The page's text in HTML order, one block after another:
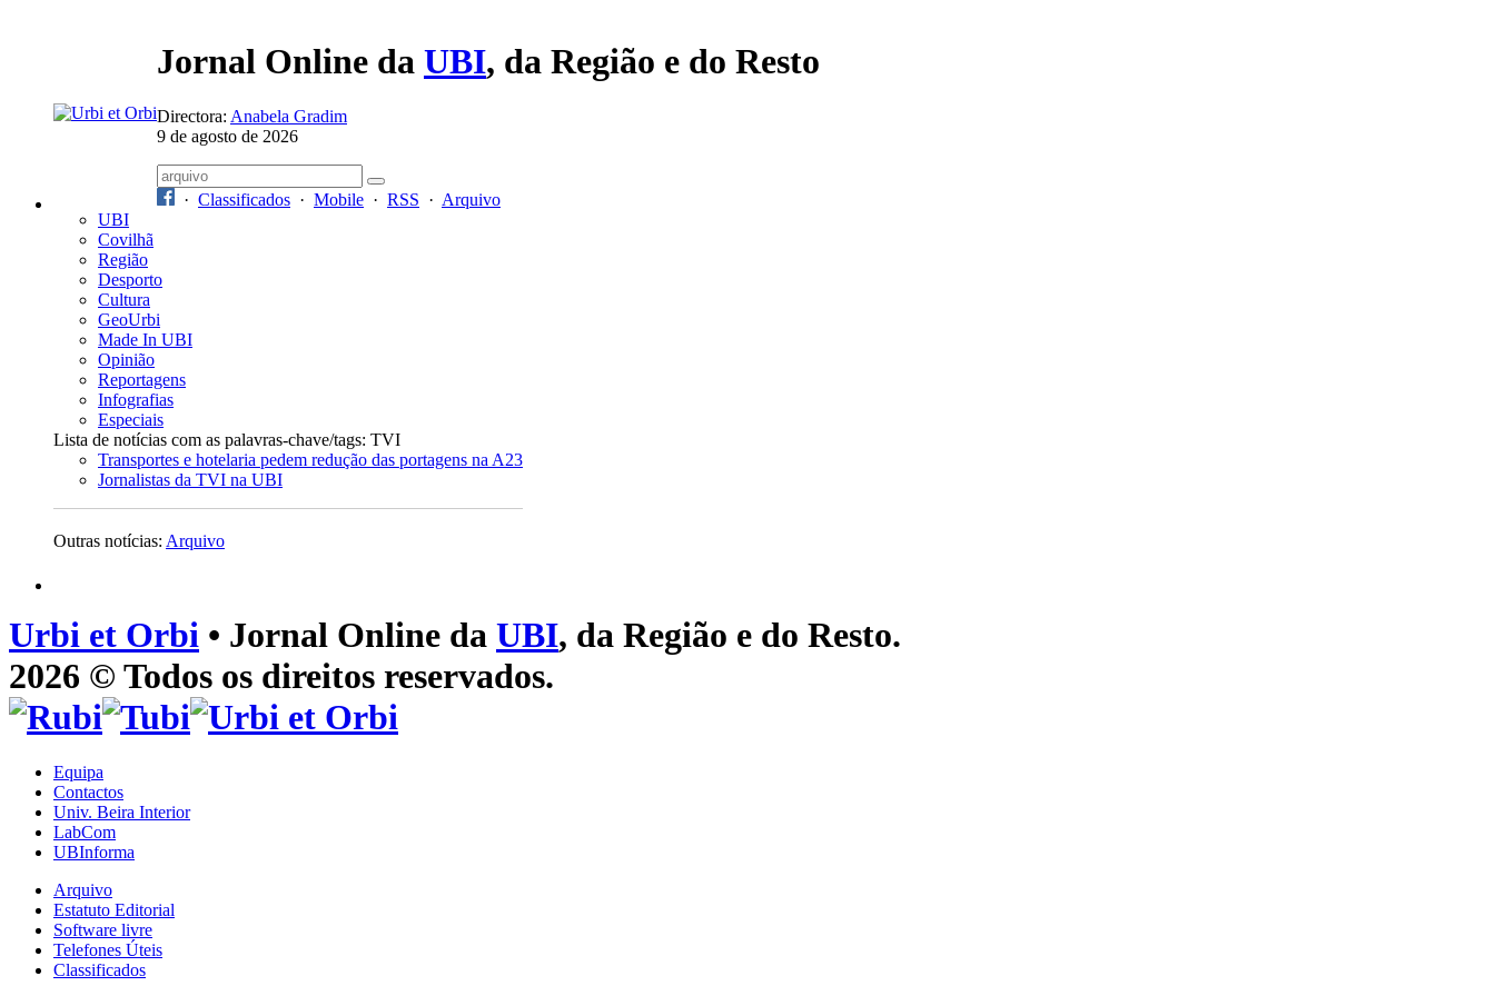
Jornal Online da UBI, da Região e do Resto
Directora: Anabela Gradim
9 de agosto de 2026
· Classificados · Mobile · RSS · Arquivo
UBI
Covilhã
Região
Desporto
Cultura
GeoUrbi
Made In UBI
Opinião
Reportagens
Infografias
Especiais
Lista de notícias com as palavras-chave/tags: TVI
Transportes e hotelaria pedem redução das portagens na A23
Jornalistas da TVI na UBI
Outras notícias: Arquivo
Urbi et Orbi • Jornal Online da UBI, da Região e do Resto.
2026 © Todos os direitos reservados.
Equipa
Contactos
Univ. Beira Interior
LabCom
UBInforma
Arquivo
Estatuto Editorial
Software livre
Telefones Úteis
Classificados